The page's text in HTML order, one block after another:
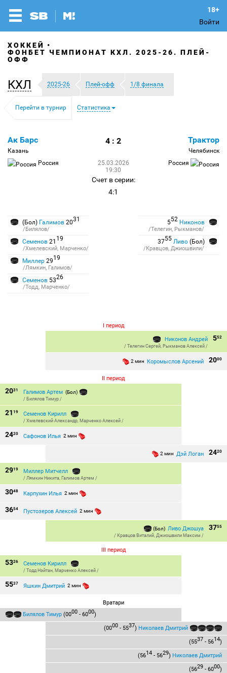
Войти
ХОККЕЙ
ФОНБЕТ ЧЕМПИОНАТ КХЛ. 2025-26. ПЛЕЙ-
ОФФ
КХЛ 2025-26 Плей-офф 1/8 финала
Перейти в турнир Статистика
Ак Барс
Казань
Россия
4 : 2
25.03.2026
19:30
Счет в серии:
4:1
Трактор
Челябинск
Россия
(Бол) Галимов 2031
/Билялов/
Семенов 21 19
/Хмелевский, Марченко/
Миллер 2919
/Лямкин, Галимов/
Семенов 5326
/Тодд, Марченко/
552 Никонов
/Телегин, Рыкманов/
3755 Ливо (Бол)
/Кравцов, Джиошвили/
I период
552
Никонов Андрей
/ Телегин Сергей, Рыкманов Алексей /
2000
2 мин Коромыслов Арсений
II период
2031 Галимов Артем (Бол)
/ Билялов Тимур /
21 19 Семенов Кирилл
/ Хмелевский Александр, Марченко Алексей /
2420 Сафонов Илья 2 мин
2420
2 мин Дэй Логан
2919 Миллер Митчелл
/ Лямкин Никита, Галимов Артем /
3048 Карпухин Илья 2 мин
3654 Пустозеров Алексей 2 мин
3755
(Бол) Ливо Джошуа
/ Кравцов Виталий, Джиошвили Максим /
III период
5326 Семенов Кирилл
/ Тодд Нэйтан, Марченко Алексей /
5537 Яшкин Дмитрий 2 мин
Вратари
Билялов Тимур (0000 - 6000)
(0000 - 5537) Николаев Дмитрий
(5537 - 5614)
(5614 - 5629) Николаев Дмитрий
(5629 - 6000)